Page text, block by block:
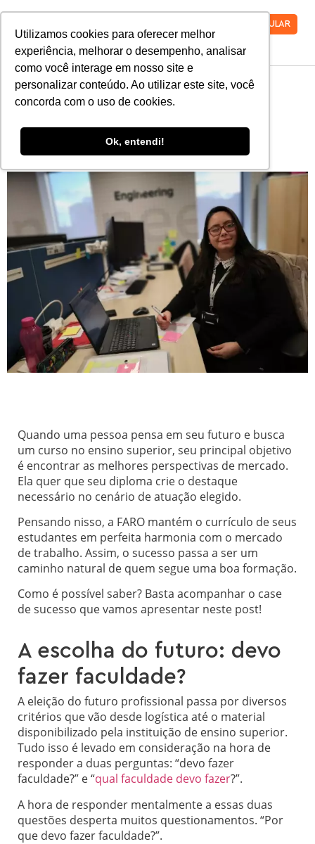
Utilizamos cookies para oferecer melhor
experiência, melhorar o desempenho, analisar
como você interage em nosso site e
personalizar conteúdo. Ao utilizar este site, você
concorda com o uso de cookies.
Ok, entendi!
VESTIBULAR
Saiba por que a FARO é a
melhor escolha para seu
ensino superior
Quando uma pessoa pensa em seu futuro e busca
um curso no ensino superior, seu principal objetivo
é encontrar as melhores perspectivas de mercado.
Ela quer que seu diploma crie o destaque
necessário no cenário de atuação elegido.
Pensando nisso, a FARO mantém o currículo de seus
estudantes em perfeita harmonia com o mercado
de trabalho. Assim, o sucesso passa a ser um
caminho natural de quem segue uma boa formação.
Como é possível saber? Basta acompanhar o case
de sucesso que vamos apresentar neste post!
A escolha do futuro: devo
fazer faculdade?
A eleição do futuro profissional passa por diversos
critérios que vão desde logística até o material
disponibilizado pela instituição de ensino superior.
Tudo isso é levado em consideração na hora de
responder a duas perguntas: “devo fazer
faculdade?” e “qual faculdade devo fazer?”.
A hora de responder mentalmente a essas duas
questões desperta muitos questionamentos. “Por
que devo fazer faculdade?”.